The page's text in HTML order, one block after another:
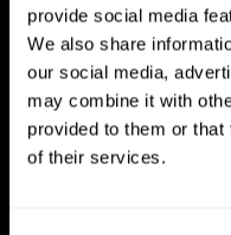
provide social media
We also share
our social media,
may combine it with
provided to them or
of their services.